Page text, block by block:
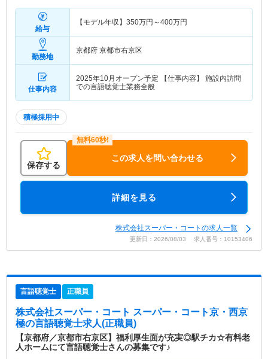
給与
【モデル年収】 350万円～400万円
勤務地
京都府 京都市右京区
仕事内容
2025年10月オープン予定 【仕事内容】 施設内訪問
での言語聴覚士業務全般
積極採用中
保存する
この求人を問い合わせる
詳細を見る
株式会社スーパー・コートの求人一覧
更新日：2026/08/03 求人番号：10153406
言語聴覚士 正職員
株式会社スーパー・コート スーパー・コート京・西京
極の言語聴覚士求人(正職員)
【京都府／京都市右京区】福利厚生面が充実◎駅チカ☆有料老
人ホームにて言語聴覚士さんの募集です♪